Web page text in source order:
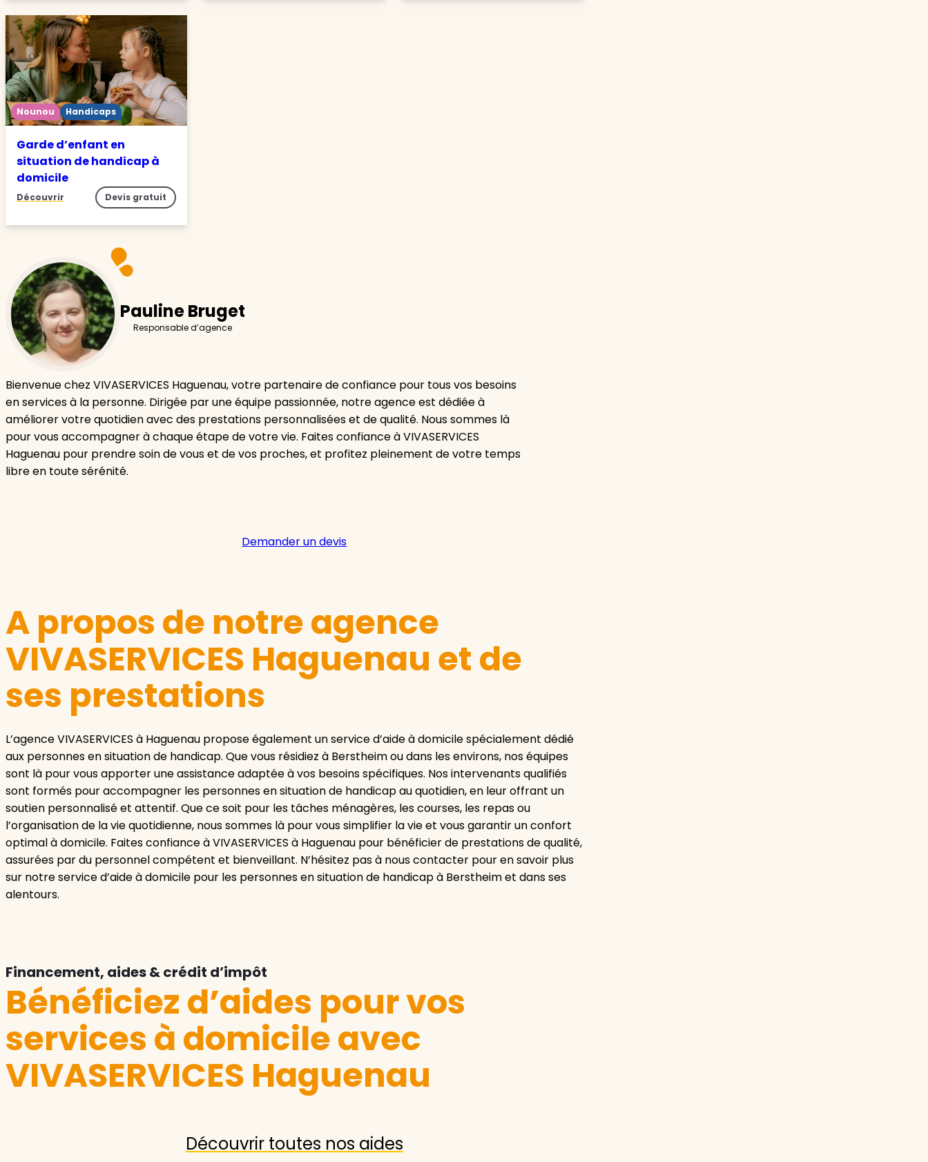
Nounou Handicaps
Garde d’enfant en
situation de handicap à
domicile
Découvrir Devis gratuit
Pauline Bruget
Responsable d’agence
Bienvenue chez VIVASERVICES Haguenau, votre partenaire de confiance pour tous vos besoins
en services à la personne. Dirigée par une équipe passionnée, notre agence est dédiée à
améliorer votre quotidien avec des prestations personnalisées et de qualité. Nous sommes là
pour vous accompagner à chaque étape de votre vie. Faites confiance à VIVASERVICES
Haguenau pour prendre soin de vous et de vos proches, et profitez pleinement de votre temps
libre en toute sérénité.
Demander un devis
A propos de notre agence
VIVASERVICES Haguenau et de
ses prestations
L’agence VIVASERVICES à Haguenau propose également un service d’aide à domicile spécialement dédié
aux personnes en situation de handicap. Que vous résidiez à Berstheim ou dans les environs, nos équipes
sont là pour vous apporter une assistance adaptée à vos besoins spécifiques. Nos intervenants qualifiés
sont formés pour accompagner les personnes en situation de handicap au quotidien, en leur offrant un
soutien personnalisé et attentif. Que ce soit pour les tâches ménagères, les courses, les repas ou
l’organisation de la vie quotidienne, nous sommes là pour vous simplifier la vie et vous garantir un confort
optimal à domicile. Faites confiance à VIVASERVICES à Haguenau pour bénéficier de prestations de qualité,
assurées par du personnel compétent et bienveillant. N’hésitez pas à nous contacter pour en savoir plus
sur notre service d’aide à domicile pour les personnes en situation de handicap à Berstheim et dans ses
alentours.
Financement, aides & crédit d’impôt
Bénéficiez d’aides pour vos
services à domicile avec
VIVASERVICES Haguenau
Découvrir toutes nos aides